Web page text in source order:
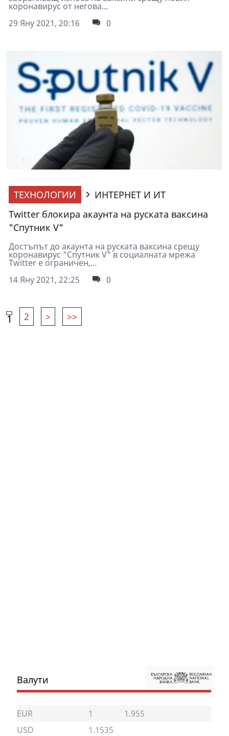
коронавирус от негова...
29 Яну 2021, 20:16
0
ТЕХНОЛОГИИ
ИНТЕРНЕТ И ИТ
Twitter блокира акаунта на руската ваксина
"Спутник V"
Достъпът до акаунта на руската ваксина срещу
коронавирус "Спутник V" в социалната мрежа
Twitter е ограничен,...
14 Яну 2021, 22:25
0
1 2 > >>
Валути
EUR 1
1.955
USD
1.1535